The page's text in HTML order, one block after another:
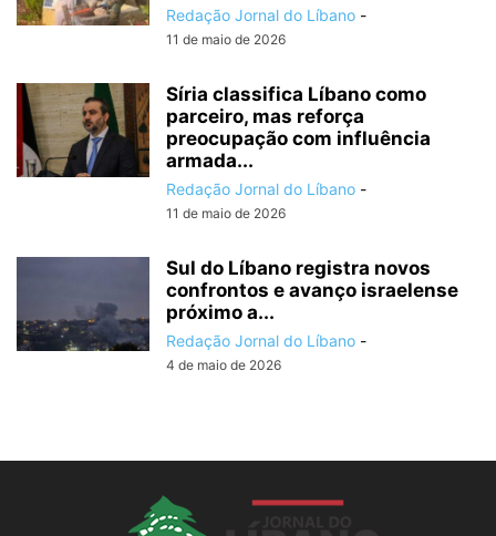
Redação Jornal do Líbano -
11 de maio de 2026
Síria classifica Líbano como
parceiro, mas reforça
preocupação com influência
armada...
Redação Jornal do Líbano -
11 de maio de 2026
Sul do Líbano registra novos
confrontos e avanço israelense
próximo a...
Redação Jornal do Líbano -
4 de maio de 2026